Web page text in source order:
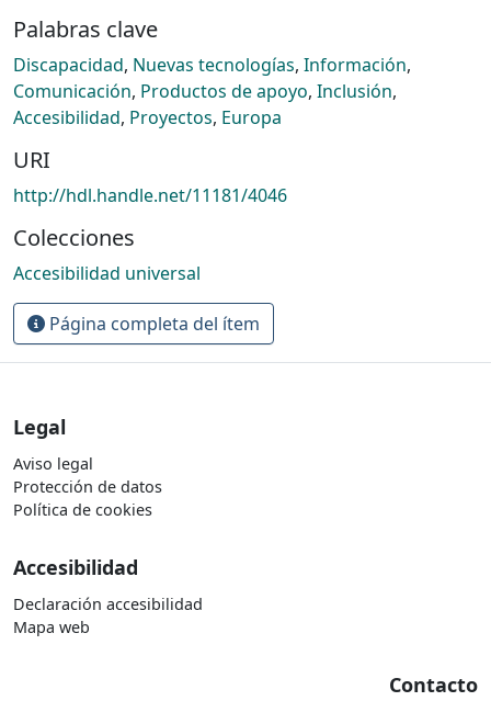
Palabras clave
Discapacidad, Nuevas tecnologías, Información,
Comunicación, Productos de apoyo, Inclusión,
Accesibilidad, Proyectos, Europa
URI
http://hdl.handle.net/11181/4046
Colecciones
Accesibilidad universal
Página completa del ítem
Legal
Aviso legal
Protección de datos
Política de cookies
Accesibilidad
Declaración accesibilidad
Mapa web
Contacto